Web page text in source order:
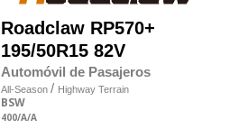
Roadclaw RP570+
195/50R15 82V
Automóvil de Pasajeros
All-Season / Highway Terrain
BSW
400/A/A